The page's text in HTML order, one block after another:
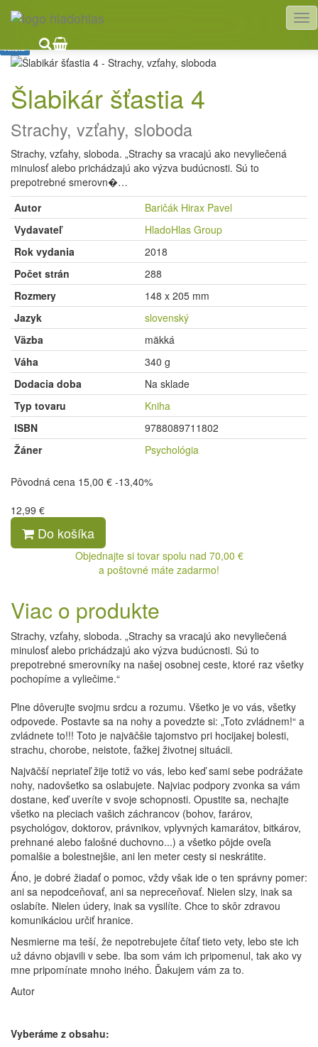
HladoHlas Knihy
Akcia
Šlabikár šťastia 4
Strachy, vzťahy, sloboda
Strachy, vzťahy, sloboda. „Strachy sa vracajú ako nevyliečená
minulosť alebo prichádzajú ako výzva budúcnosti. Sú to
prepotrebné smerovn�…
Autor
Baričák Hirax Pavel
Vydavateľ
HladoHlas Group
Rok vydania
2018
Počet strán
288
Rozmery
148 x 205 mm
Jazyk
slovenský
Väzba
mäkká
Váha
340 g
Dodacia doba
Na sklade
Typ tovaru
Kniha
ISBN
9788089711802
Žáner
Psychológia
Pôvodná cena 15,00 € -13,40%
12,99 €
Do košíka
Objednajte si tovar spolu nad 70,00 €
a poštovné máte zadarmo!
Viac o produkte
Strachy, vzťahy, sloboda. „Strachy sa vracajú ako nevyliečená
minulosť alebo prichádzajú ako výzva budúcnosti. Sú to
prepotrebné smerovníky na našej osobnej ceste, ktoré raz všetky
pochopíme a vyliečime.“
Plne dôverujte svojmu srdcu a rozumu. Všetko je vo vás, všetky
odpovede. Postavte sa na nohy a povedzte si: „Toto zvládnem!“ a
zvládnete to!!! Toto je najväčšie tajomstvo pri hocijakej bolesti,
strachu, chorobe, neistote, ťažkej životnej situácii.
Najväčší nepriateľ žije totiž vo vás, lebo keď sami sebe podrážate
nohy, nadovšetko sa oslabujete. Najviac podpory zvonka sa vám
dostane, keď uveríte v svoje schopnosti. Opustite sa, nechajte
všetko na pleciach vašich záchrancov (bohov, farárov,
psychológov, doktorov, právnikov, vplyvných kamarátov, bitkárov,
prehnané alebo falošné duchovno...) a všetko pôjde oveľa
pomalšie a bolestnejšie, ani len meter cesty si neskrátite.
Áno, je dobré žiadať o pomoc, vždy však ide o ten správny pomer:
ani sa nepodceňovať, ani sa nepreceňovať. Nielen slzy, inak sa
oslabíte. Nielen údery, inak sa vysilíte. Chce to skôr zdravou
komunikáciou určiť hranice.
Nesmierne ma teší, že nepotrebujete čítať tieto vety, lebo ste ich
už dávno objavili v sebe. Iba som vám ich pripomenul, tak ako vy
mne pripomínate mnoho iného. Ďakujem vám za to.
Autor
Vyberáme z obsahu: